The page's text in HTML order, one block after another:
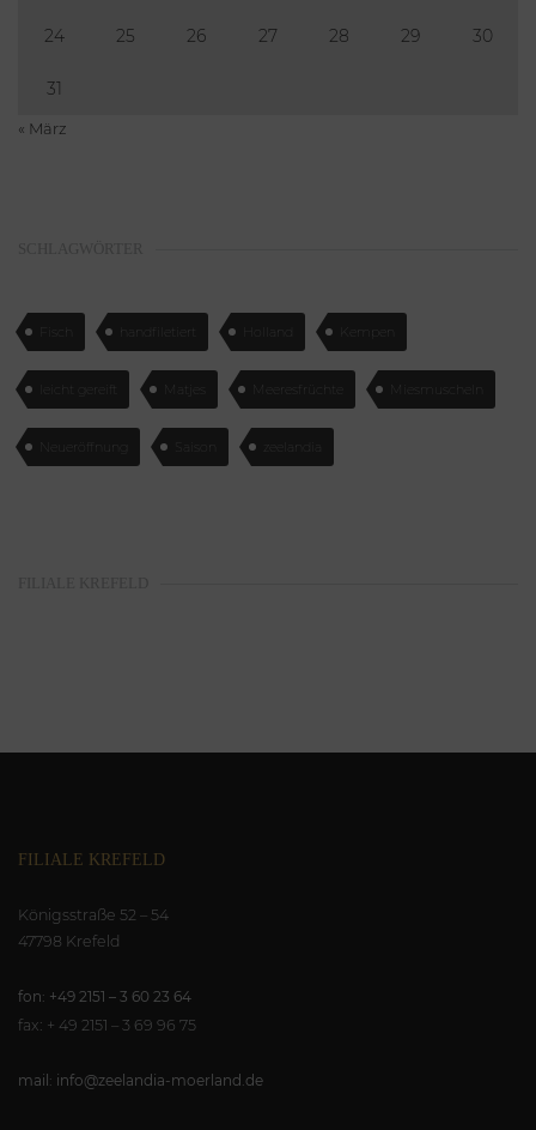
24 25 26 27 28 29 30
31
« März
Fisch handfiletiert Holland Kempen
leicht gereift Meeresfrüchte Miesmuscheln
Neueröffnung Saison zeelandia
FILIALE KREFELD
Königsstraße 52 – 54
47798 Krefeld
fon: +49 2151 – 3 60 23 64
fax: + 49 2151 – 3 69 96 75
mail: info@zeelandia-moerland.de